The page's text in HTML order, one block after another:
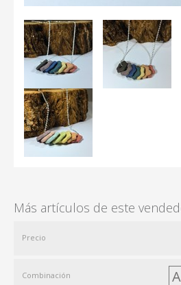
Más artículos de este
Precio
Combinación